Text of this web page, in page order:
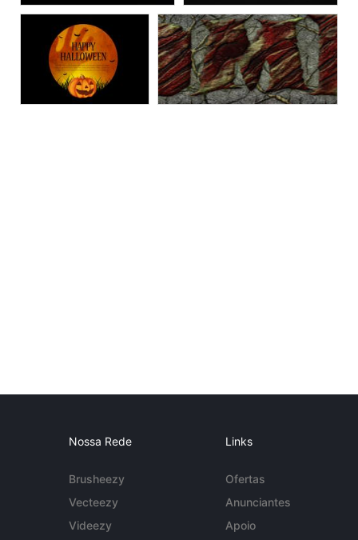
Nossa Rede
Brusheezy
Vecteezy
Videezy
Links
Ofertas
Anunciantes
Apoio